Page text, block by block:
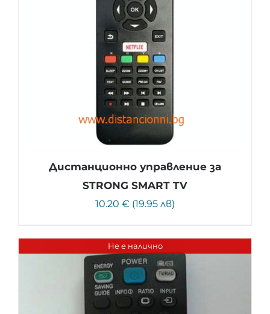
Дистанционно управление за
STRONG SMART TV
10.20 € (19.95 лв)
Не е налично